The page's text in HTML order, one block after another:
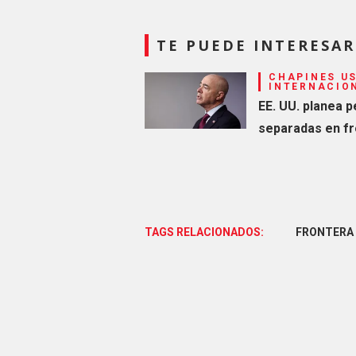
TE PUEDE INTERESAR
CHAPINES
EE. UU. planea
separadas en
TAGS RELACIONADOS: FRONTERA